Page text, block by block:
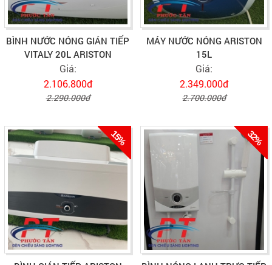
BÌNH NƯỚC NÓNG GIÁN TIẾP
VITALY 20L ARISTON
Giá:
2.106.800đ
2.290.000đ
MÁY NƯỚC NÓNG ARISTON
15L
Giá:
2.349.000đ
2.700.000đ
15% 32%